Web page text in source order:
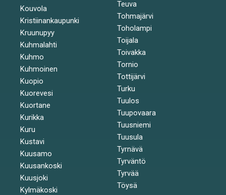
Kouvola
Kristiinankaupunki
Kruunupyy
Kuhmalahti
Kuhmo
Kuhmoinen
Kuopio
Kuorevesi
Kuortane
Kurikka
Kuru
Kustavi
Kuusamo
Kuusankoski
Kuusjoki
Kylmäkoski
Teuva
Tohmajärvi
Toholampi
Toijala
Toivakka
Tornio
Tottijärvi
Turku
Tuulos
Tuupovaara
Tuusniemi
Tuusula
Tyrnävä
Tyrväntö
Tyrvää
Töysä